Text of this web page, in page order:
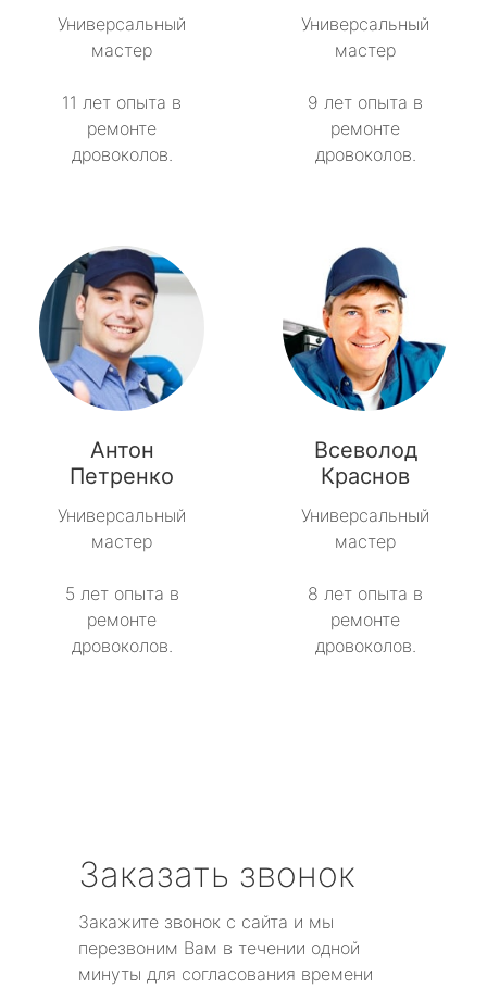
Универсальный
мастер
11 лет опыта в
ремонте
дровоколов.
Универсальный
мастер
9 лет опыта в
ремонте
дровоколов.
Антон
Петренко
Универсальный
мастер
5 лет опыта в
ремонте
дровоколов.
Всеволод
Краснов
Универсальный
мастер
8 лет опыта в
ремонте
дровоколов.
Заказать звонок
Закажите звонок с сайта и мы
перезвоним Вам в течении одной
минуты для согласования времени